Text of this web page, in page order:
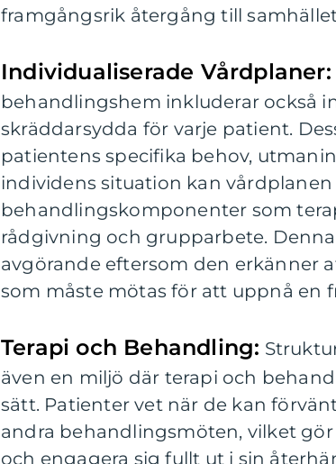
framgångsrik återgång till
Individualiserade Vårdplaner:
behandlingshem inkluderar också
skräddarsydda för varje patient.
patientens specifika behov,
individens situation kan
behandlingskomponenter som
rådgivning och grupparbete.
avgörande eftersom den erkänner
som måste mötas för att uppnå en
Terapi och Behandling:
även en miljö där terapi och
sätt. Patienter vet när de kan
andra behandlingsmöten, vilket
och engagera sig fullt ut i sin